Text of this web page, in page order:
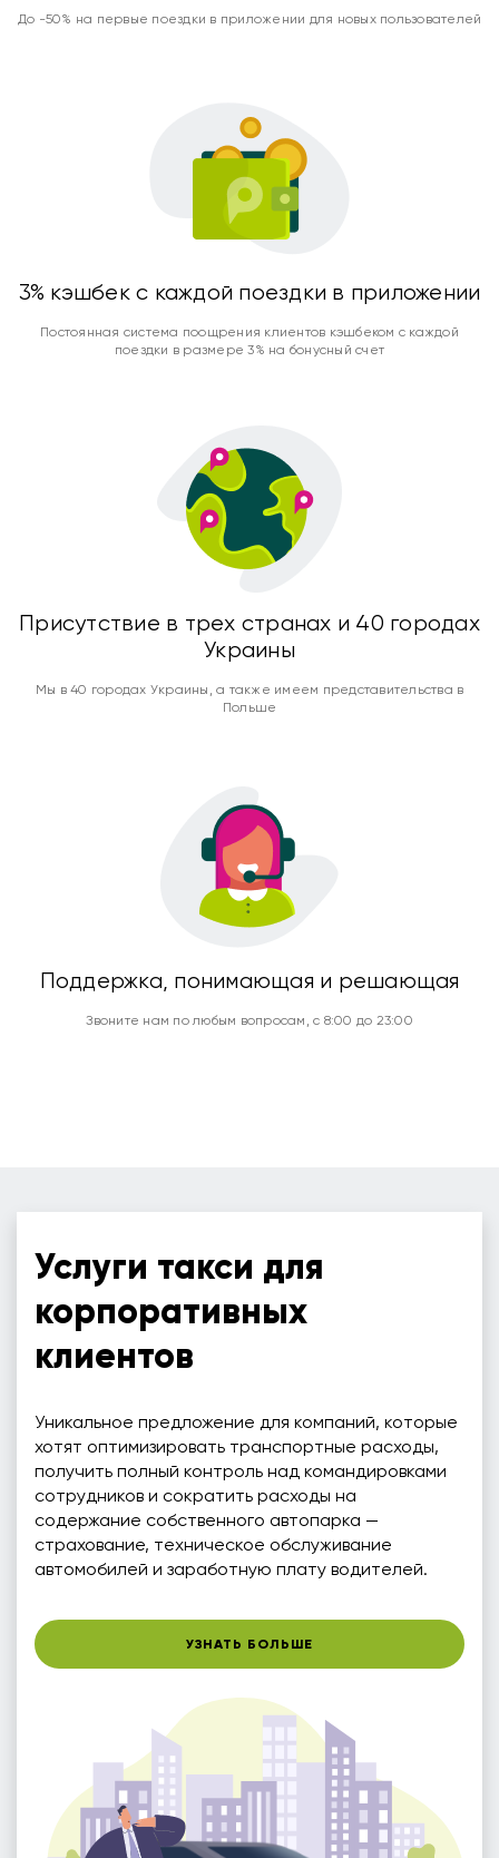
До -50% на первые поездки в приложении для новых пользователей
3% кэшбек с каждой поездки в приложении
Постоянная система поощрения клиентов кэшбеком с каждой
поездки в размере 3% на бонусный счет
Присутствие в трех странах и 40 городах
Украины
Мы в 40 городах Украины, а также имеем представительства в
Польше
Поддержка, понимающая и решающая
Звоните нам по любым вопросам, с 8:00 до 23:00
Услуги такси для
корпоративных
клиентов
Уникальное предложение для компаний, которые
хотят оптимизировать транспортные расходы,
получить полный контроль над командировками
сотрудников и сократить расходы на
содержание собственного автопарка —
страхование, техническое обслуживание
автомобилей и заработную плату водителей.
УЗНАТЬ БОЛЬШЕ